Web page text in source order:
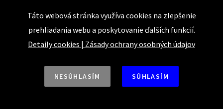
Táto webová stránka využíva cookies na zlepšenie
prehliadania webu a poskytovanie ďalších funkcií.
Detaily cookies | Zásady ochrany osobných údajov
NESÚHLASÍM SÚHLASÍM